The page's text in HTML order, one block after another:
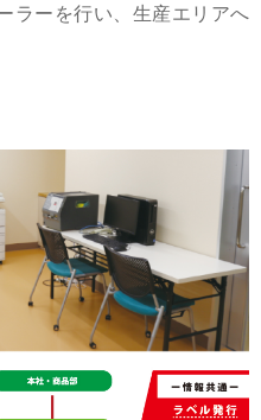
ラーを行い、生産エリアへ